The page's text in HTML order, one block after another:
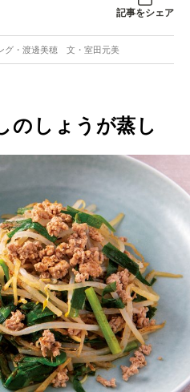
記事をシェア
グ・渡邊美穂 文・室田元美
のしょうが蒸し